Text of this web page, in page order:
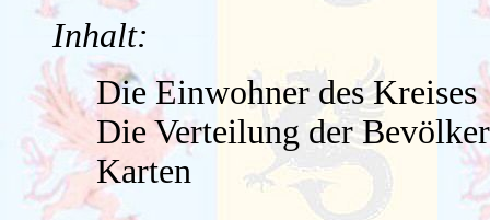
Inhalt:
Die Einwohner des Kreises
Die Verteilung der
Karten